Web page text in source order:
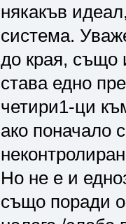
някакъв
система.
до края, също
става едно
четири1-ци
ако поначало
Но не е и
също поради